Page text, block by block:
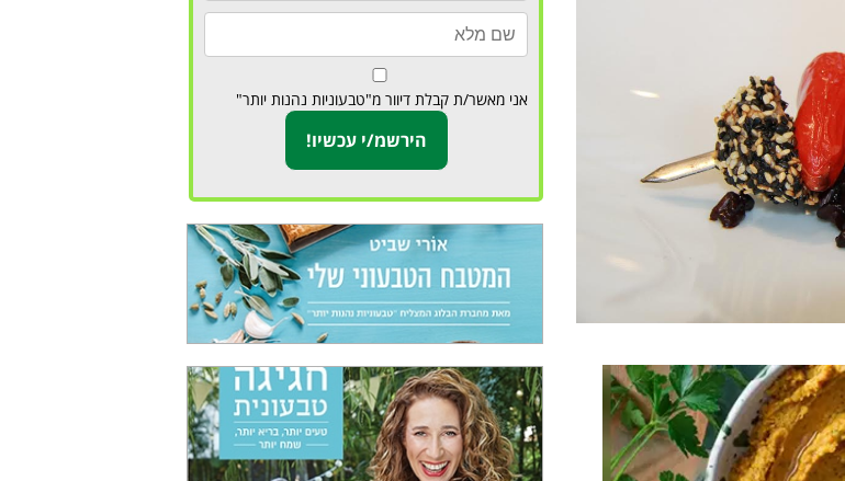
אני מאשר/ת קבלת דיוור מ"טבעוניות נהנות יותר"